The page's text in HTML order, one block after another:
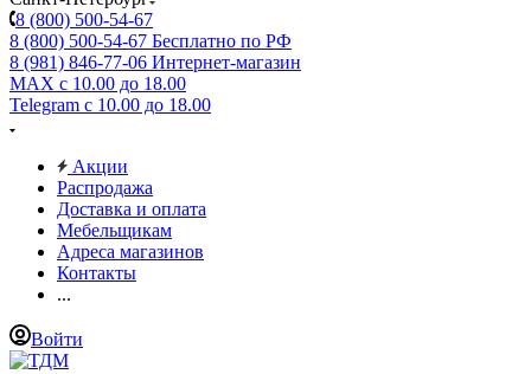
8 (800) 500-54-67
8 (800) 500-54-67 Бесплатно по РФ
8 (981) 846-77-06 Интернет-магазин
MAX с 10.00 до 18.00
Telegram с 10.00 до 18.00
Акции
Распродажа
Доставка и оплата
Мебельщикам
Адреса магазинов
Контакты
...
Войти